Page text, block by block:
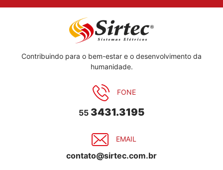
Contribuindo para o bem-estar e o desenvolvimento da
humanidade.
FONE
55 3431.3195
EMAIL
contato@sirtec.com.br